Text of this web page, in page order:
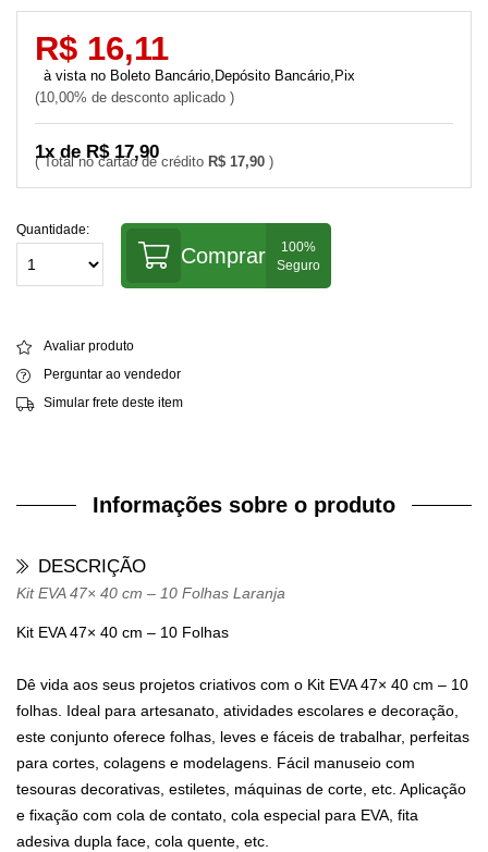
R$ 17,90
1x de R$ 17,90
R$ 16,11
10,00% de desconto aplicado
Boleto Bancário,Depósito Bancário,Pix
Quantidade:
Comprar
Avaliar produto
Perguntar ao vendedor
Simular frete deste item
Informações sobre o produto
DESCRIÇÃO
Kit EVA 47× 40 cm – 10 Folhas Laranja
Kit EVA 47× 40 cm – 10 Folhas
Dê vida aos seus projetos criativos com o Kit EVA 47× 40 cm – 10
folhas. Ideal para artesanato, atividades escolares e decoração,
este conjunto oferece folhas, leves e fáceis de trabalhar, perfeitas
para cortes, colagens e modelagens. Fácil manuseio com
tesouras decorativas, estiletes, máquinas de corte, etc. Aplicação
e fixação com cola de contato, cola especial para EVA, fita
adesiva dupla face, cola quente, etc.